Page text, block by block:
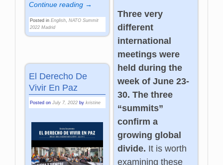
Continue reading →
Posted in English,NATO Summit
2022 Madrid
Three very
different
international
meetings were
held during the
week of June 23-
30. The three
“summits”
confirm a
growing global
divide. It is worth
examining these
El Derecho De
Vivir En Paz
Posted onJuly 7, 2022 bykristine